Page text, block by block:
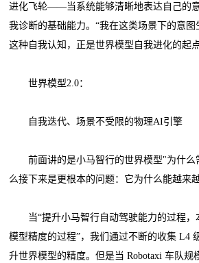
进化飞轮——当系统能够清晰地表达自己的
我诊断的基础能力。“我在这类场景下的意
这种自我认知，正是世界模型自我进化的起点
世界模型2.0：
自我迭代、场景不受限的物理AI引擎
前面讲的是小马智行的世界模型"为什么
么接下来是更根本的问题：它为什么能越来
当“提升小马智行自动驾驶能力的过程，
模型精度的过程”，我们通过不断的收集 L4
升世界模型的精度。但是当 Robotaxi 车队规